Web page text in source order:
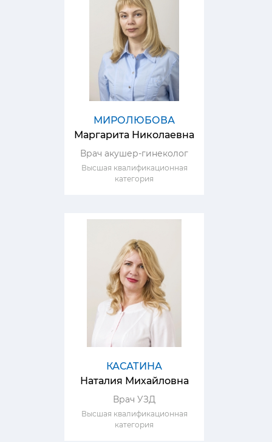
МИРОЛЮБОВА
Маргарита Николаевна
Врач акушер-гинеколог
Высшая квалификационная
категория
КАСАТИНА
Наталия Михайловна
Врач УЗД
Высшая квалификационная
категория